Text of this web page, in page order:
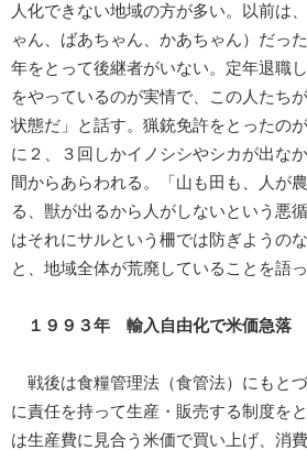
人化できない地域の方が多い。以前は
ゃん、ばあちゃん、かあちゃん）だっ
年をとって後継者がいない。定年退職
をやっているのが実情で、この人たち
状態だ」と話す。猟銃免許をとったの
に２、３回しかイノシシやシカが出な
間からあらわれる。「山も田も、人が
る、獣が出るから人がしないという悪
はそれにサルという柵では防ぎようの
と、地域全体が荒廃していることを語っ
１９９３年 輸入自由化で米価急落
戦後は食糧管理法（食管法）にもと
に責任を持って生産・販売する制度を
は生産費に見合う米価で買い上げ、消